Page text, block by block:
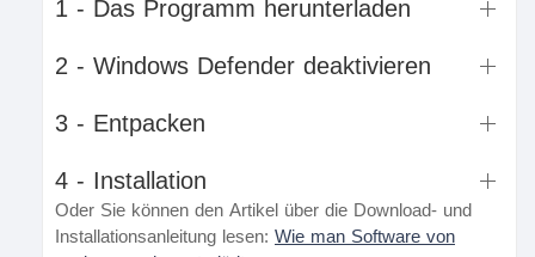
2 - Windows Defender deaktivieren
3 - Entpacken
4 - Installation
Oder Sie können den Artikel über die Download- und
Installationsanleitung lesen: Wie man Software von